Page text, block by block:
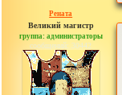
Рената
Великий магистр
группа: администраторы
сообщений: 30442